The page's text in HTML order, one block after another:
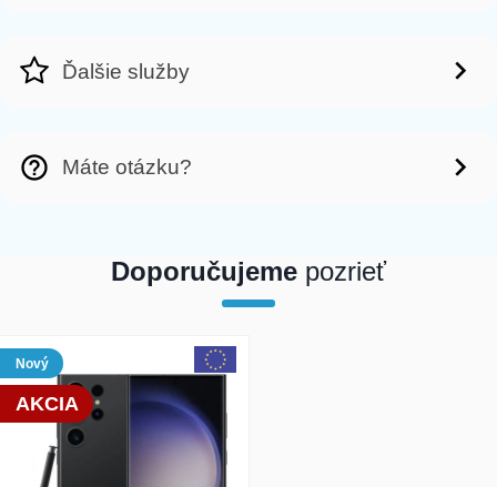
Ďalšie služby
Máte otázku?
Doporučujeme pozrieť
array(1) { [0]=> int(201385) }
Nový
AKCIA